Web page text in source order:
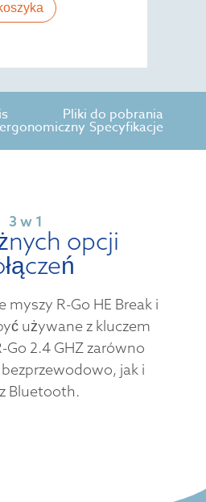
Pliki do pobrania
Specyfikacje
3 w 1
opcji
myszy R-Go HE Break i
używane z kluczem
2.4 GHZ zarówno
jak i
Bluetooth.